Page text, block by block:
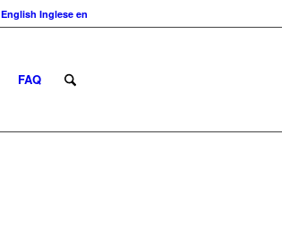
English Inglese en
FAQ